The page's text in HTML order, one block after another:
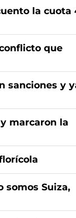
la cuota
que
sanciones y
marcaron la
somos Suiza,